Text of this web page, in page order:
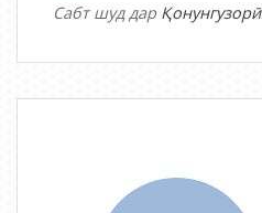
Сабт шуд дар Қонунгузорӣ